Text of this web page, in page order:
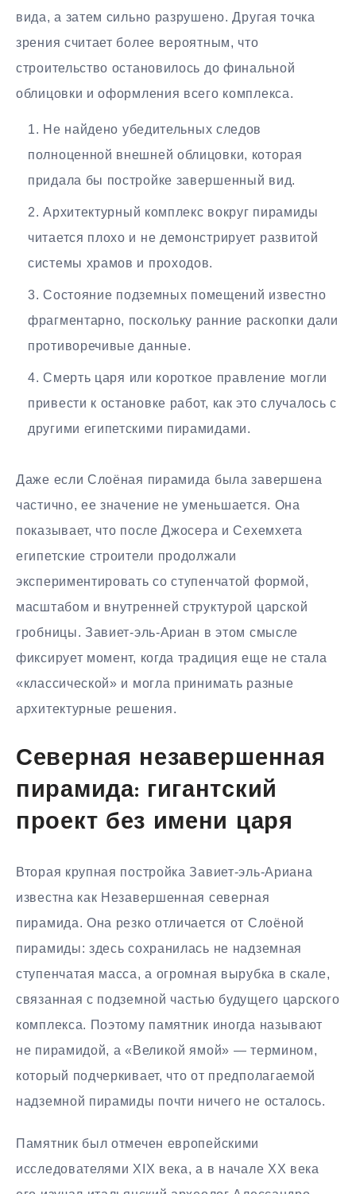
вида, а затем сильно разрушено. Другая точка
зрения считает более вероятным, что
строительство остановилось до финальной
облицовки и оформления всего комплекса.
Не найдено убедительных следов
полноценной внешней облицовки, которая
придала бы постройке завершенный вид.
Архитектурный комплекс вокруг пирамиды
читается плохо и не демонстрирует развитой
системы храмов и проходов.
Состояние подземных помещений известно
фрагментарно, поскольку ранние раскопки дали
противоречивые данные.
Смерть царя или короткое правление могли
привести к остановке работ, как это случалось с
другими египетскими пирамидами.
Даже если Слоёная пирамида была завершена
частично, ее значение не уменьшается. Она
показывает, что после Джосера и Сехемхета
египетские строители продолжали
экспериментировать со ступенчатой формой,
масштабом и внутренней структурой царской
гробницы. Завиет-эль-Ариан в этом смысле
фиксирует момент, когда традиция еще не стала
«классической» и могла принимать разные
архитектурные решения.
Северная незавершенная
пирамида: гигантский
проект без имени царя
Вторая крупная постройка Завиет-эль-Ариана
известна как Незавершенная северная
пирамида. Она резко отличается от Слоёной
пирамиды: здесь сохранилась не надземная
ступенчатая масса, а огромная вырубка в скале,
связанная с подземной частью будущего царского
комплекса. Поэтому памятник иногда называют
не пирамидой, а «Великой ямой» — термином,
который подчеркивает, что от предполагаемой
надземной пирамиды почти ничего не осталось.
Памятник был отмечен европейскими
исследователями XIX века, а в начале XX века